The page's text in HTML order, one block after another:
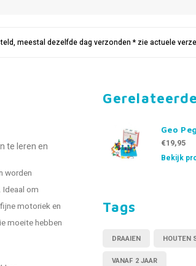
meestal dezelfde dag verzonden * zie actuele
te leren en
worden
om
motoriek en
moeite hebben
Geo
€19,95
Bekijk
Tags
DRAAIEN HOUTEN
VANAF 2 JAAR